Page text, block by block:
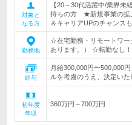
対象と
なる方
【20～30代活躍中/業界
持ちの方 ★新規事業の拡
＆キャリアUPのチャンス
勤務地
☆在宅勤務・リモートワー
あります。） ☆転勤なし
給与
月給300,000円〜500,000
ルを考慮のうえ、決定いた
初年度
年収
360万円～700万円